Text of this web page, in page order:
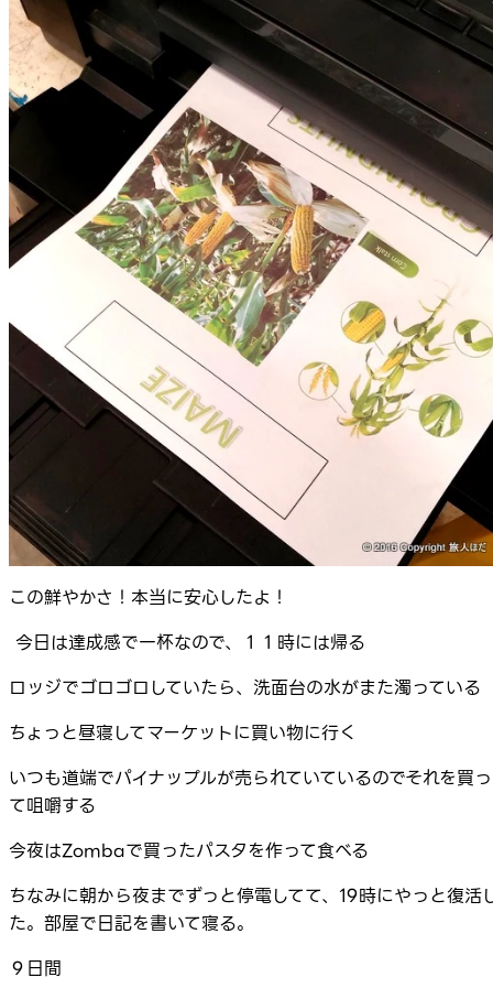
この鮮やかさ！本当に安心したよ！
今日は達成感で一杯なので、１１時には帰る
ロッジでゴロゴロしていたら、洗面台の水がまた濁ってい
ちょっと昼寝してマーケットに買い物に行く
いつも道端でパイナップルが売られていているのでそれを買っ
て咀嚼する
今夜はZombaで買ったパスタを作って食べる
ちなみに朝から夜までずっと停電してて、19時にやっと復活
た。部屋で日記を書いて寝る。
９日間